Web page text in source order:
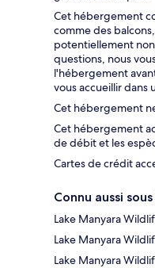
Cet hébergement
comme des
potentiellement non
questions, nous
l'hébergement
vous accueillir dans
Cet hébergement
Cet hébergement
de débit et les
Cartes de crédit
Connu aussi
Lake Manyara
Lake Manyara
Lake Manyara